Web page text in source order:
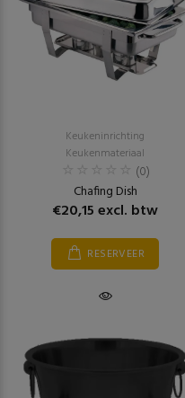
Keukeninrichting
Keukenmateriaal
(0)
Chafing Dish
€20,15 excl. btw
RESERVEER